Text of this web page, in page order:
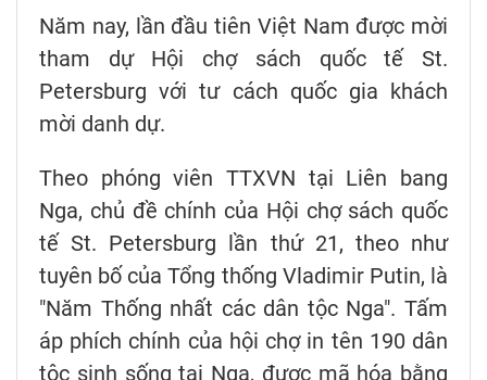
Năm nay, lần đầu tiên Việt Nam được mời
tham dự Hội chợ sách quốc tế St.
Petersburg với tư cách quốc gia khách
mời danh dự.
Theo phóng viên TTXVN tại Liên bang
Nga, chủ đề chính của Hội chợ sách quốc
tế St. Petersburg lần thứ 21, theo như
tuyên bố của Tổng thống Vladimir Putin, là
"Năm Thống nhất các dân tộc Nga". Tấm
áp phích chính của hội chợ in tên 190 dân
tộc sinh sống tại Nga, được mã hóa bằng